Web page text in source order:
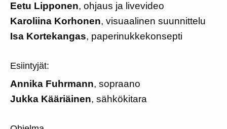
Eetu Lipponen, ohjaus ja livevideo
Karoliina Korhonen, visuaalinen suunnittelu
Isa Kortekangas, paperinukkekonsepti
Esiintyjät:
Annika Fuhrmann, sopraano
Jukka Kääriäinen, sähkökitara